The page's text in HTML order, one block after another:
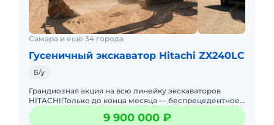
Самара и ещё 34 города
Гусеничный экскаватор Hitachi ZX240LC
Б/у
Грандиозная акция на всю линейку экскаваторов
HITACHI!Только до конца месяца — беспрецедентное
предложение для всех моделей экскаваторов
HITACHI!В наличии 9 900 000 ₽